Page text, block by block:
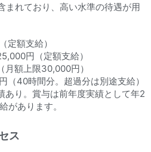
まれており、高い水準の待遇が用
定額支給）
円（定額支給）
月額上限30,000円）
（40時間分。超過分は別途支給）
あり。賞与は前年度実績として年2
があります。
ス